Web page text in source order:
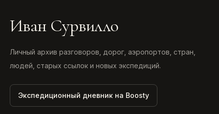
Иван Сурвилло
Личный архив разговоров, дорог, аэропортов, стран,
людей, старых ссылок и новых экспедиций.
Экспедиционный дневник на Boosty